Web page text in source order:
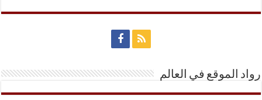
رواد الموقع في العالم